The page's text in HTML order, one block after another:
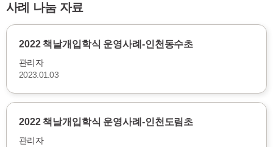
사례 나눔 자료
2022 책날개입학식 운영사례-인천동수초
관리자
2023.01.03
2022 책날개입학식 운영사례-인천도림초
관리자